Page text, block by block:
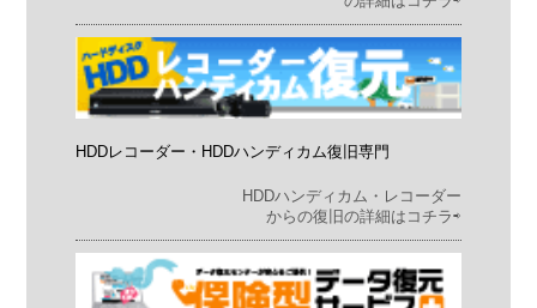
HDDレコーダー・HDDハンディカム復旧専門
HDDハンディカム・レコーダー
からの復旧の詳細はコチラ⇨